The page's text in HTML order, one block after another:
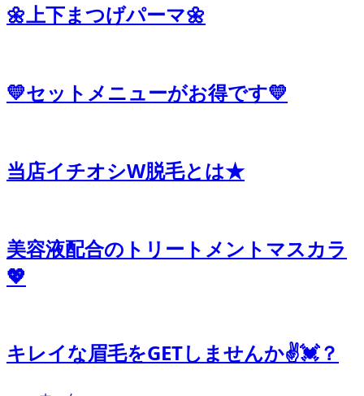
🌼上下まつげパーマ🌼
💛セットメニューがお得です💛
当店イチオシW脱毛とは★
美容液配合のトリートメントマスカラ
💖
キレイな眉毛をGETしませんか✌️💓？